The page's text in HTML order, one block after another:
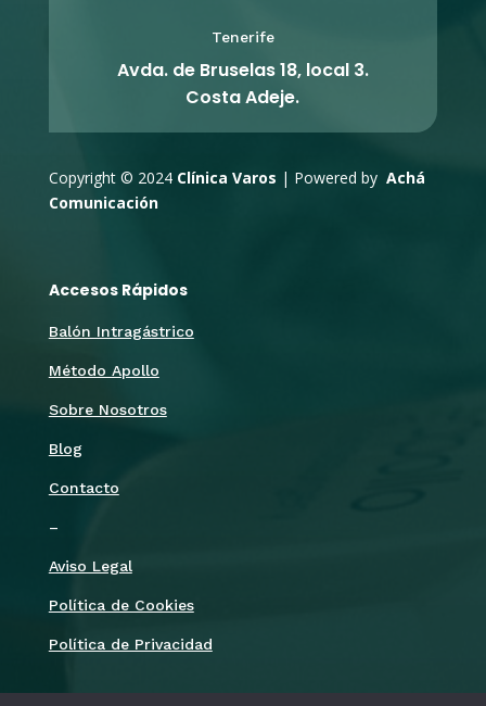
Tenerife
Avda. de Bruselas 18, local 3.
Costa Adeje.
Copyright © 2024 Clínica Varos | Powered by Achá
Comunicación
Accesos Rápidos
Balón Intragástrico
Método Apollo
Sobre Nosotros
Blog
Contacto
–
Aviso Legal
Política de Cookies
Política de Privacidad